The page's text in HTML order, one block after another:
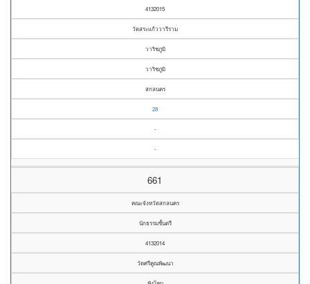
4132015
วัดสระแก้ววารีราม
วาริชภูมิ
วาริชภูมิ
สกลนคร
28
-
-
661
คณะจังหวัดสกลนคร
นักธรรมชั้นตรี
4132014
วัดศรีคูณพัฒนา